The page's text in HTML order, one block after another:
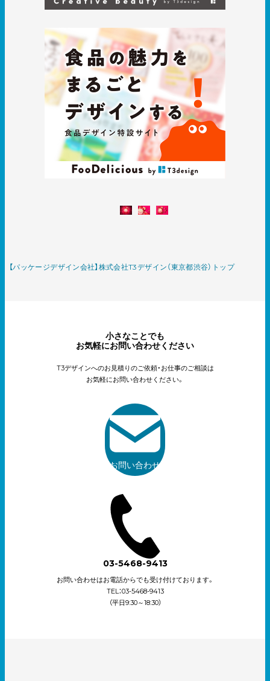
【パッケージデザイン会社】株式会社T3デザイン（東京都渋谷）トップ
小さなことでも
お気軽にお問い合わせください
T3デザインへのお見積りのご依頼・お仕事のご相談は
お気軽にお問い合わせください。
お問い合わせ
03-5468-9413
お問い合わせはお電話からでも受け付けております。
TEL：03-5468-9413
（平日9:30～18:30）